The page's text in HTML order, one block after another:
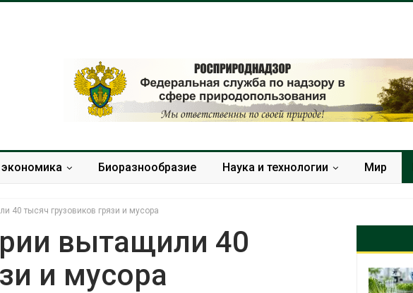
Биоразнообразие Наука и технологии Мир
40 тысяч грузовиков грязи и мусора
вытащили 40
и мусора
Изменение климата
меняет ареалы бабочек